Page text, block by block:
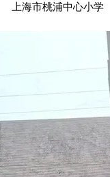
上海市桃浦中心小学